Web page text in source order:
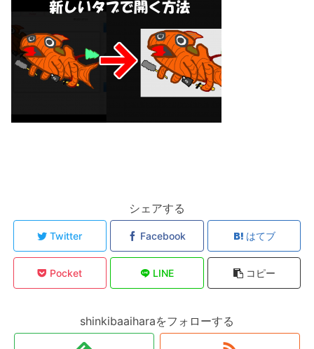
シェアする
Twitter Facebook はてブ
Pocket LINE コピー
shinkibaaiharaをフォローする